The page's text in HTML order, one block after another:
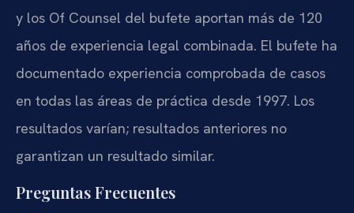
y los Of Counsel del bufete aportan más de 120
años de experiencia legal combinada. El bufete ha
documentado experiencia comprobada de casos
en todas las áreas de práctica desde 1997. Los
resultados varían; resultados anteriores no
garantizan un resultado similar.
Preguntas Frecuentes